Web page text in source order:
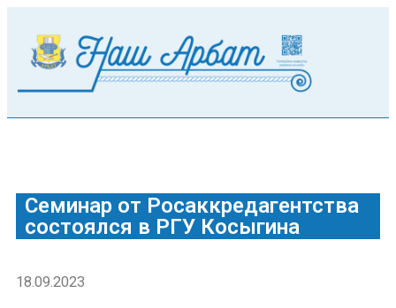
Семинар от Росаккредагентства
состоялся в РГУ Косыгина
18.09.2023